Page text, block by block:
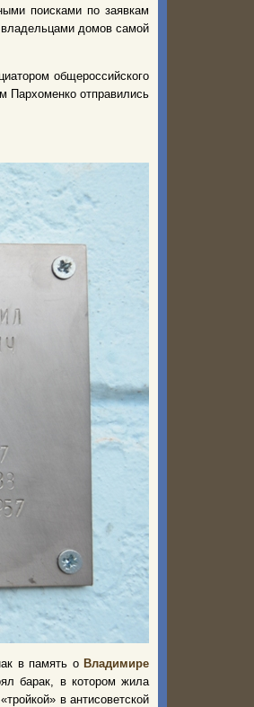
поисками по заявкам
домов самой
общероссийского
Пархоменко отправились
в память о Владимире
барак, в котором жила
в антисоветской